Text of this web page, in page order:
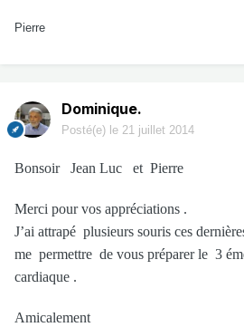
Pierre
Dominique.
Posté(e) le 21 juillet 2014
Bonsoir Jean Luc et Pierre
Merci pour vos appréciations .
J’ai attrapé plusieurs souris ces
me permettre de vous préparer le 3
cardiaque .
Amicalement